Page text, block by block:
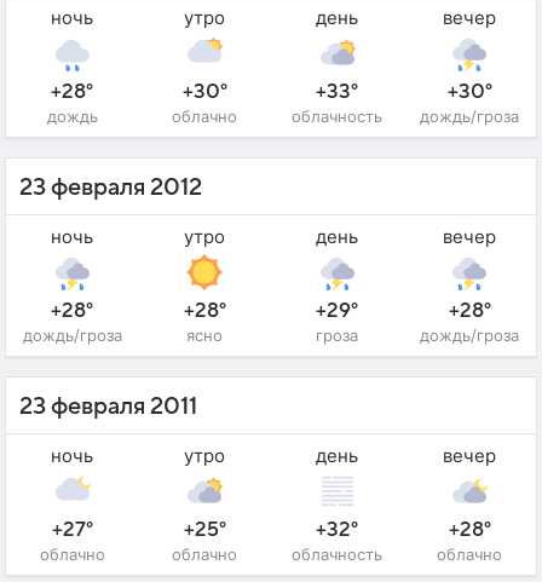
ночь
+28°
дождь
утро
+30°
облачно
день
+33°
облачность
вечер
+30°
дождь/гроза
23 февраля 2012
ночь
+28°
дождь/гроза
утро
+28°
ясно
день
+29°
гроза
вечер
+28°
дождь/гроза
23 февраля 2011
ночь
+27°
облачно
утро
+25°
облачно
день
+32°
облачность
вечер
+28°
облачно